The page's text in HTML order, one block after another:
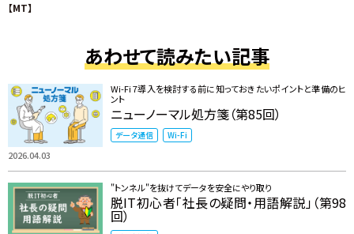
【MT】
あわせて読みたい記事
2026.04.03
Wi-Fi 7導入を検討する前に知っておきたいポイントと準備のヒ
ント
ニューノーマル処方箋（第85回）
データ通信 Wi-Fi
"トンネル"を抜けてデータを安全にやり取り
脱IT初心者「社長の疑問・用語解説」（第98
回）